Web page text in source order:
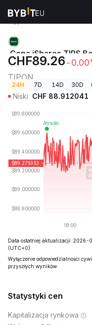
Ceny
Cena
Cena iShares TIPS
Tokenized ETF)
TIPON
CHF89.26-
24H 7D 14D 30D
Niski CHF 88.912041
Data ostatniej aktualizacji:
(UTC+0)
Wyłączenie odpowiedzialności
przyszłych wyników.
Statystyki cen
Kapitalizacja rynkowa